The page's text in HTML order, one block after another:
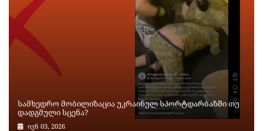
სამხედრო მობილიზაცია უკრაინულ სპორტდარბაზში თუ
დადგმული სცენა?
ივნ 03, 2026